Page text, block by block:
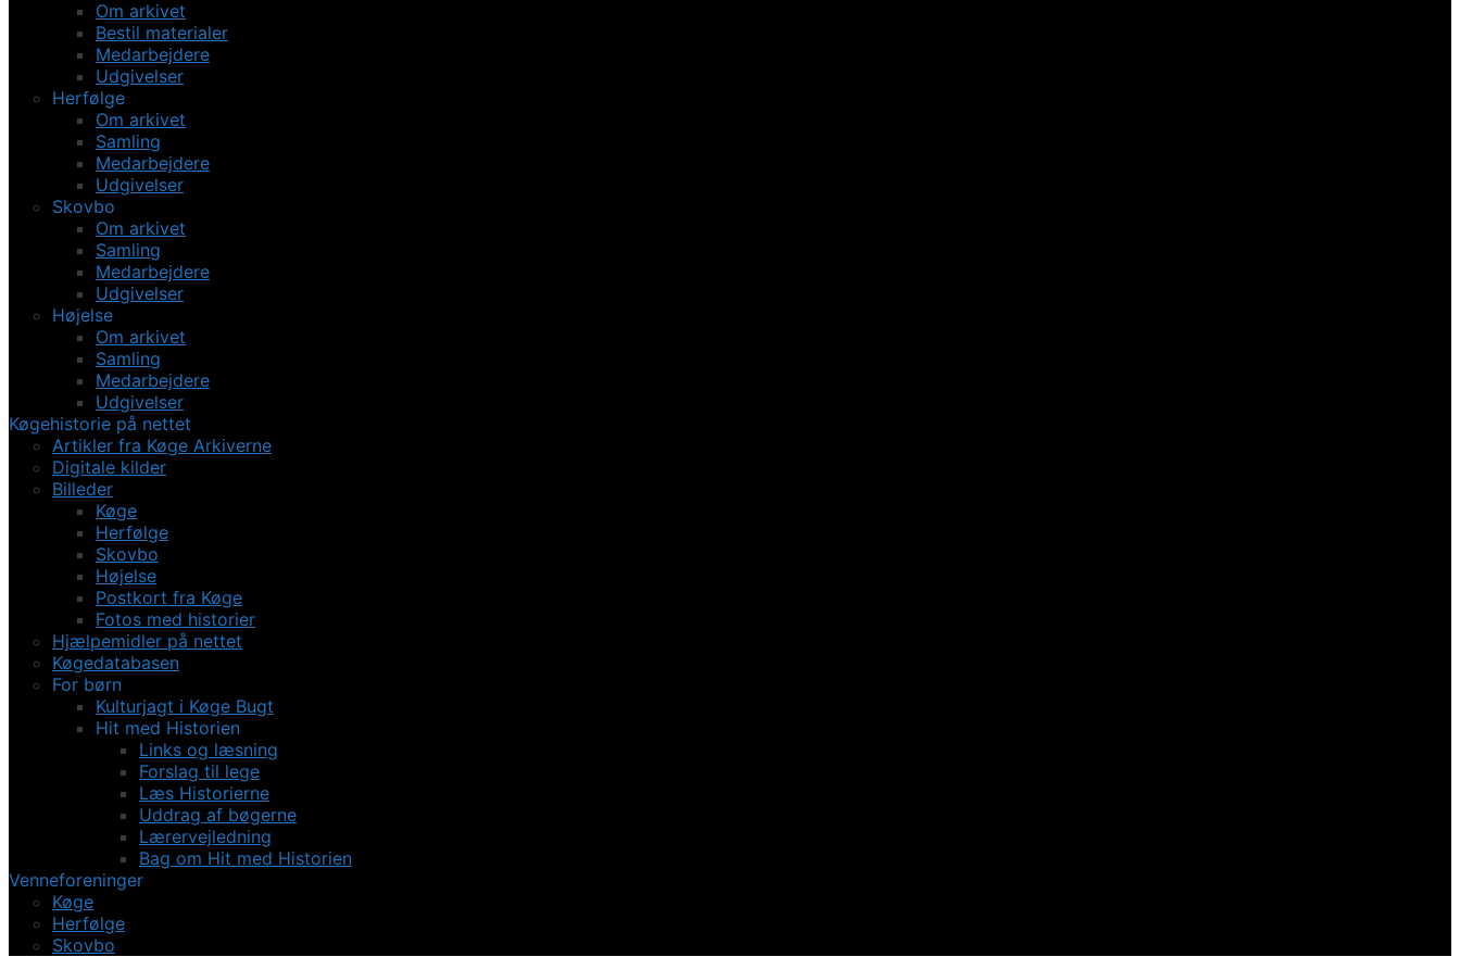
Om arkivet
Bestil materialer
Medarbejdere
Udgivelser
Herfølge
Om arkivet
Samling
Medarbejdere
Udgivelser
Skovbo
Om arkivet
Samling
Medarbejdere
Udgivelser
Højelse
Om arkivet
Samling
Medarbejdere
Udgivelser
Køgehistorie på nettet
Artikler fra Køge Arkiverne
Digitale kilder
Billeder
Køge
Herfølge
Skovbo
Højelse
Postkort fra Køge
Fotos med historier
Hjælpemidler på nettet
Køgedatabasen
For børn
Kulturjagt i Køge Bugt
Hit med Historien
Links og læsning
Forslag til lege
Læs Historierne
Uddrag af bøgerne
Lærervejledning
Bag om Hit med Historien
Venneforeninger
Køge
Herfølge
Skovbo